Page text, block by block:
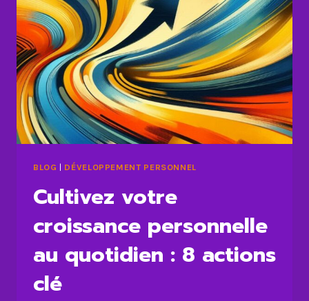
BLOG | DÉVELOPPEMENT PERSONNEL
Cultivez votre
croissance personnelle
au quotidien : 8 actions
clé